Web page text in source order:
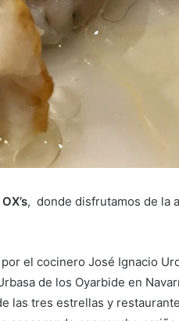
, donde disfrutamos de la
el cocinero José Ignacio
de los Oyarbide en
las tres estrellas y